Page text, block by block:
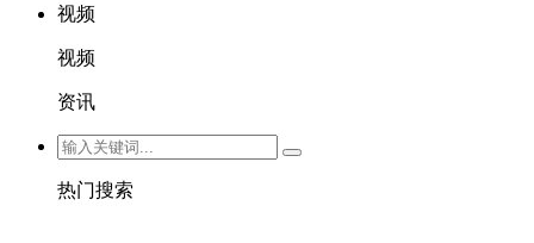
视频
视频
资讯
热门搜索